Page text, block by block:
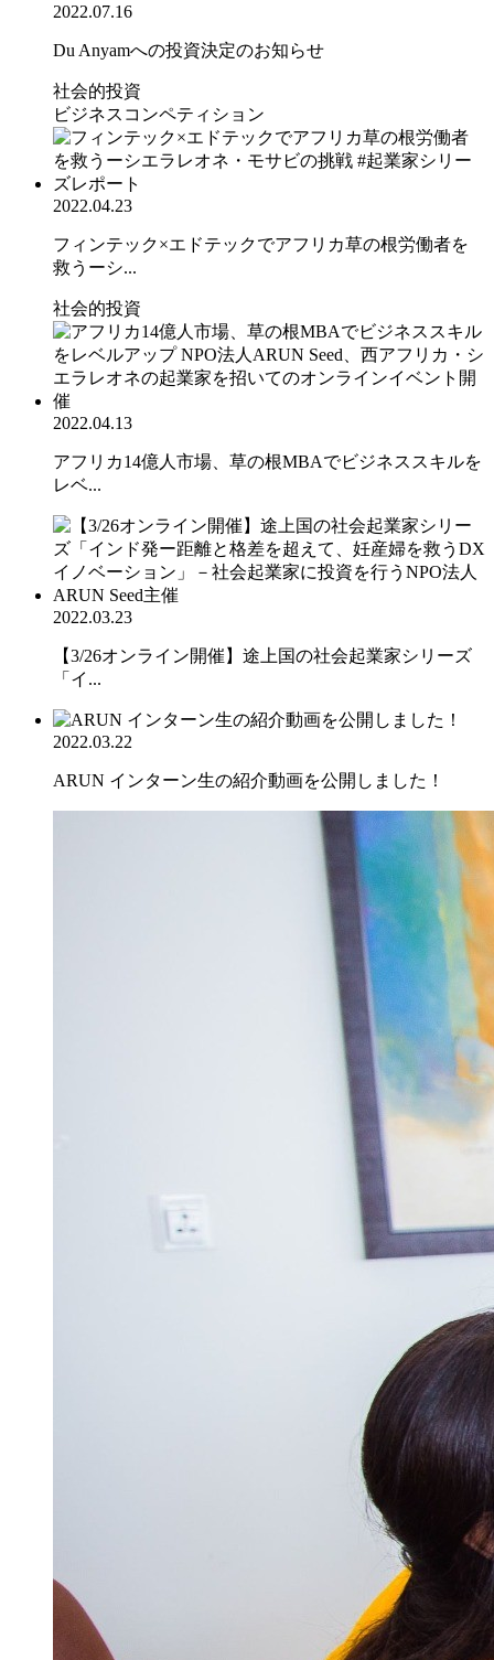
2022.07.16
Du Anyamへの投資決定のお知らせ
社会的投資
ビジネスコンペティション
2022.04.23
フィンテック×エドテックでアフリカ草の根労働者を
救うーシ...
社会的投資
2022.04.13
アフリカ14億人市場、草の根MBAでビジネススキルを
レベ...
2022.03.23
【3/26オンライン開催】途上国の社会起業家シリーズ
「イ...
2022.03.22
ARUN インターン生の紹介動画を公開しました！